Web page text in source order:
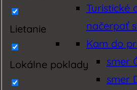
Lietanie
Lokálne poklady
Turistické
načerpať
Kam do
smer
smer